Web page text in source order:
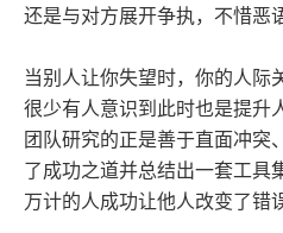
还是与对方展开争执，不惜恶
当别人让你失望时，你的人际
很少有人意识到此时也是提升
团队研究的正是善于直面冲突
了成功之道并总结出一套工具
万计的人成功让他人改变了错